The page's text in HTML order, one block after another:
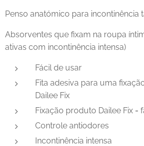
Penso anatómico para incontinência
Absorventes que fixam na roupa
ativas com incontinência intensa)
Fácil de usar
Fita adesiva para uma
Dailee Fix
Fixação produto Dailee Fix =
Controle antiodores
Incontinência intensa